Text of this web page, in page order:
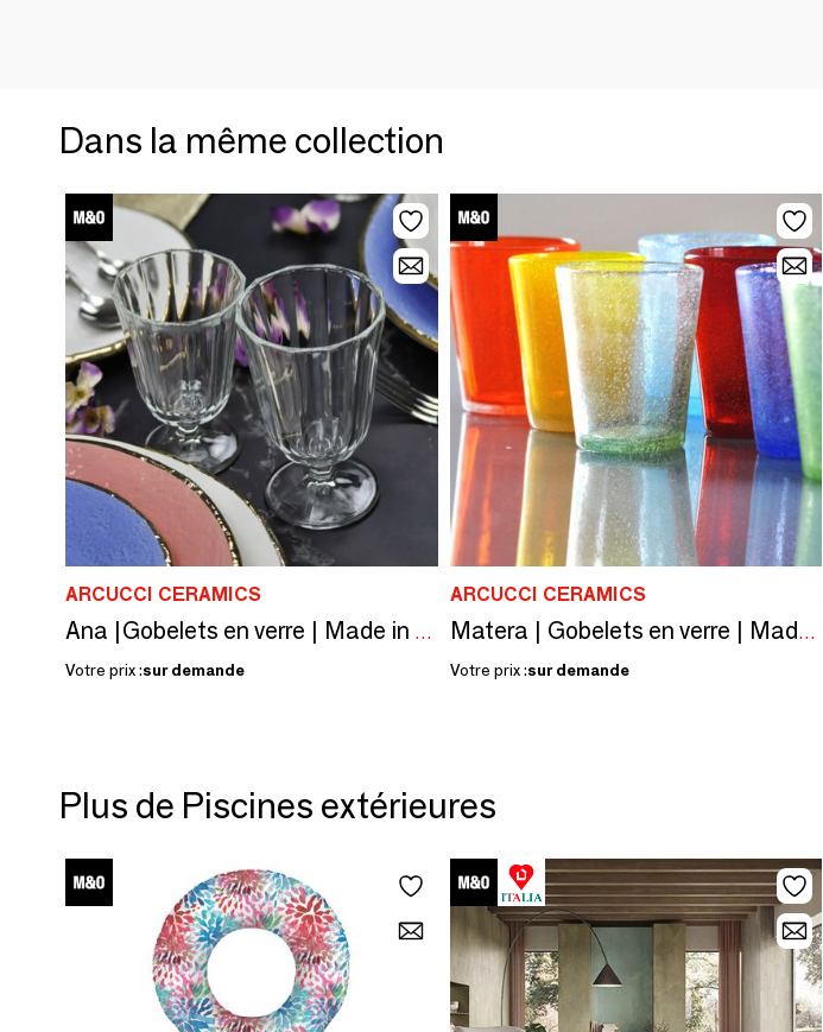
Dans la même collection
ARCUCCI CERAMICS
Ana |Gobelets en verre | Made in Italy
Votre prix :sur demande
ARCUCCI CERAMICS
Matera | Gobelets en verre | Made in Italy
Votre prix :sur demande
Plus de Piscines extérieures